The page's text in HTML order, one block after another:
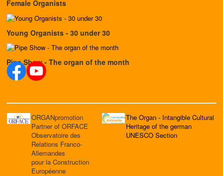
Female Organists
Young Organists - 30 under 30
Pipe Show - The organ of the month
ORGANpromotion
Partner of ORFACE
Observatoire des
Relations Franco-
Allemandes
pour la Construction
Européenne
The Organ - Intangible Cultural
Heritage of the german
UNESCO Section